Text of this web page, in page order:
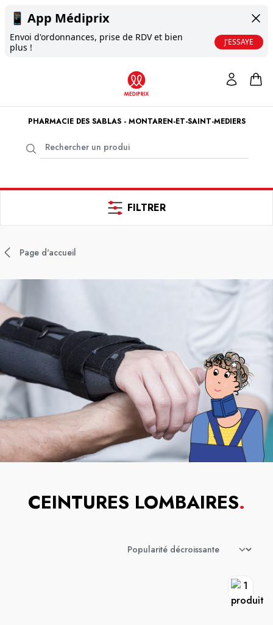
📱 App Médiprix
Envoi d'ordonnances, prise de RDV et bien
plus !
J'ESSAYE
PHARMACIE DES SABLAS - MONTAREN-ET-SAINT-MEDIERS
FILTRER
Page d'accueil
CEINTURES LOMBAIRES.